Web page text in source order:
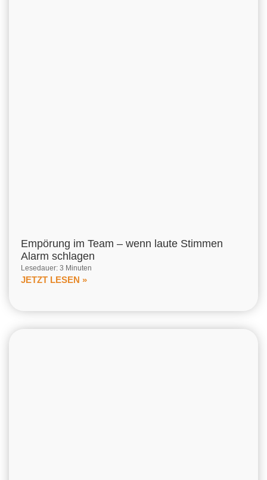
Empörung im Team – wenn laute Stimmen
Alarm schlagen
Lesedauer: 3 Minuten
JETZT LESEN »